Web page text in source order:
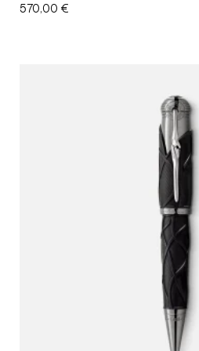
570,00 €